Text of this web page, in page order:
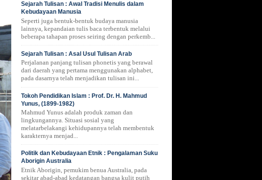
Sejarah Tulisan : Awal Tradisi Menulis dalam
Kebudayaan Manusia
Seperti juga bentuk-bentuk budaya manusia
lainnya, kepandaian tulis baca terbentuk melalui
beberapa tahapan proses seiring dengan perkemb...
Sejarah Tulisan : Asal Usul Tulisan Arab
Perjalanan panjang tulisan phonetis yang berawal
dari daerah yang pertama menggunakan alphabet,
pada dasarnya telah menjadikan tulisan ini...
Tokoh Pendidikan Islam : Prof. Dr. H. Mahmud
Yunus, (1899-1982)
Mahmud Yunus adalah produk zaman dan
lingkungannya. Situasi sosial yang
melatarbelakangi kehidupannya telah membentuk
karakternya menjad...
Politik dan Kebudayaan Etnik : Pengalaman Suku
Aborigin Australia
Etnik Aborigin, pemukim benua Australia, pada
sekitar abad-abad kedatangan bangsa kulit putih